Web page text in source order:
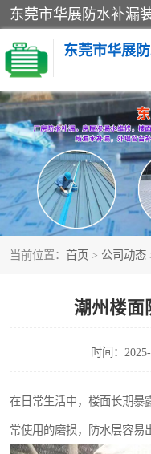
当前位置： 首页 > 公司动态
潮州楼面
时间：
在日常生活中，楼面长期暴
常使用的磨损，防水层容易
楼面防水补漏
阳台卫生间防水补漏
金属房搭建及补漏